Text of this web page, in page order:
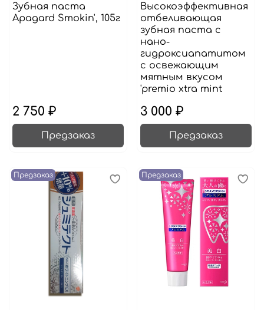
Зубная паста
Apagard Smokin', 105г
2 750 ₽
Предзаказ
Высокоэффективная
отбеливающая
зубная паста с
нано-
гидроксиапатитом
с освежающим
мятным вкусом
'premio xtra mint
3 000 ₽
Предзаказ
Предзаказ Предзаказ